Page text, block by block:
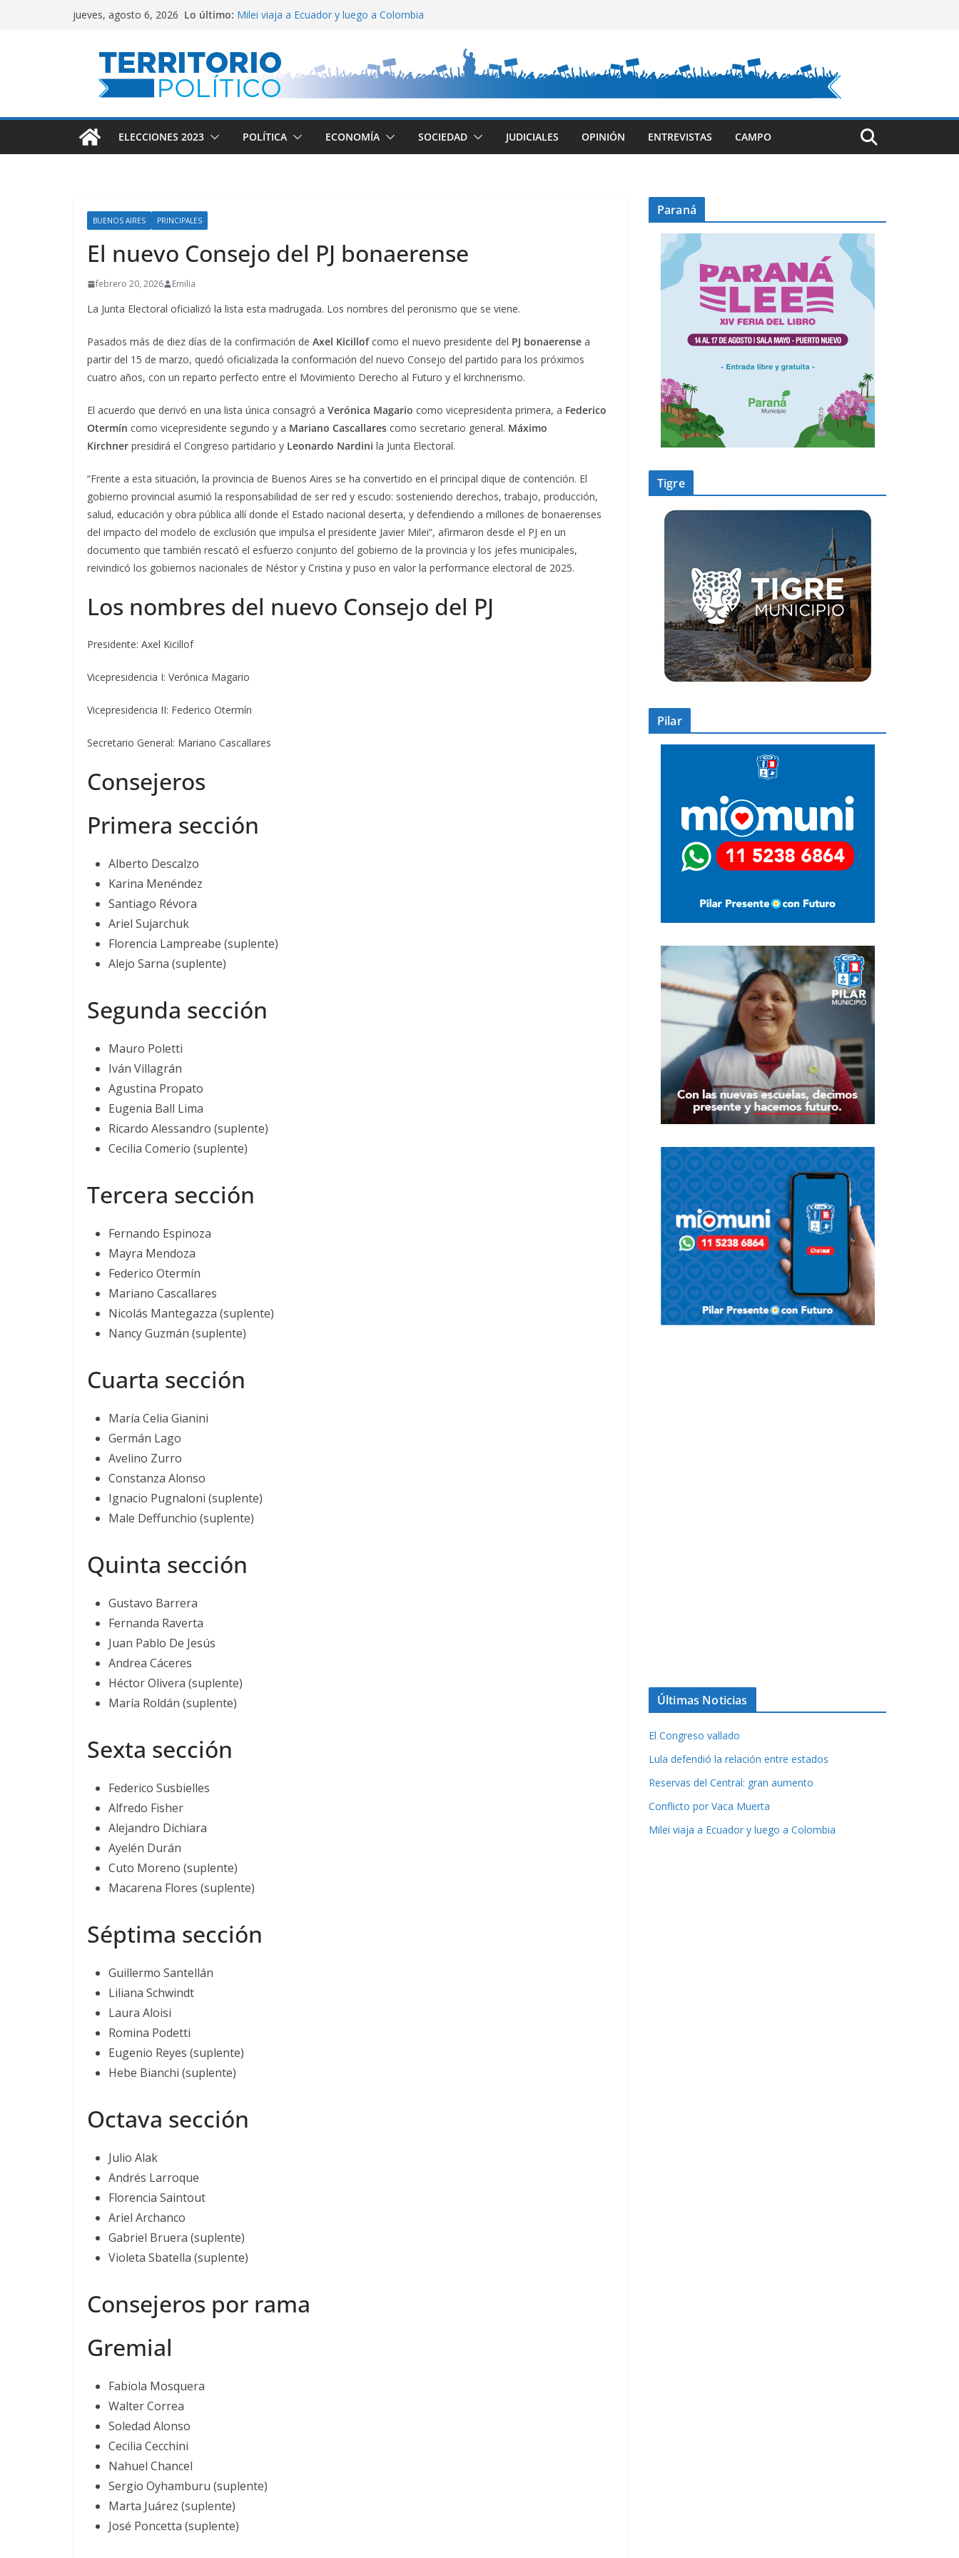
jueves, agosto 6, 2026 Lo último: Milei viaja a Ecuador y luego a Colombia
Reservas del Central: gran aumento
Conflicto por Vaca Muerta
ELECCIONES 2023 POLÍTICA ECONOMÍA SOCIEDAD JUDICIALES OPINIÓN ENTREVISTAS CAMPO
BUENOS AIRES PRINCIPALES
El nuevo Consejo del PJ bonaerense
febrero 20, 2026 Emilia
La Junta Electoral oficializó la lista esta madrugada. Los nombres del peronismo que se viene.
Pasados más de diez días de la confirmación de Axel Kicillofcomo el nuevo presidente del PJ bonaerense a
partir del 15 de marzo, quedó oficializada la conformación del nuevo Consejo del partido para los próximos
cuatro años, con un reparto perfecto entre el Movimiento Derecho al Futuro y el kirchnerismo.
El acuerdo que derivó en una lista única consagró a Verónica Magario como vicepresidenta primera, a Federico
Otermín como vicepresidente segundo y a Mariano Cascallares como secretario general. Máximo
Kirchner presidirá el Congreso partidario y Leonardo Nardini la Junta Electoral.
“Frente a esta situación, la provincia de Buenos Aires se ha convertido en el principal dique de contención. El
gobierno provincial asumió la responsabilidad de ser red y escudo: sosteniendo derechos, trabajo, producción,
salud, educación y obra pública allí donde el Estado nacional deserta, y defendiendo a millones de bonaerenses
del impacto del modelo de exclusión que impulsa el presidente Javier Milei”, afirmaron desde el PJ en un
documento que también rescató el esfuerzo conjunto del gobierno de la provincia y los jefes municipales,
reivindicó los gobiernos nacionales de Néstor y Cristina y puso en valor la performance electoral de 2025.
Los nombres del nuevo Consejo del PJ
Presidente: Axel Kicillof
Vicepresidencia I: Verónica Magario
Vicepresidencia II: Federico Otermín
Secretario General: Mariano Cascallares
Consejeros
Primera sección
Alberto Descalzo
Karina Menéndez
Santiago Révora
Ariel Sujarchuk
Florencia Lampreabe (suplente)
Alejo Sarna (suplente)
Segunda sección
Mauro Poletti
Iván Villagrán
Agustina Propato
Eugenia Ball Lima
Ricardo Alessandro (suplente)
Cecilia Comerio (suplente)
Tercera sección
Fernando Espinoza
Mayra Mendoza
Federico Otermín
Mariano Cascallares
Nicolás Mantegazza (suplente)
Nancy Guzmán (suplente)
Cuarta sección
María Celia Gianini
Germán Lago
Avelino Zurro
Constanza Alonso
Ignacio Pugnaloni (suplente)
Male Deffunchio (suplente)
Quinta sección
Gustavo Barrera
Fernanda Raverta
Juan Pablo De Jesús
Andrea Cáceres
Héctor Olivera (suplente)
María Roldán (suplente)
Sexta sección
Federico Susbielles
Alfredo Fisher
Alejandro Dichiara
Ayelén Durán
Cuto Moreno (suplente)
Macarena Flores (suplente)
Séptima sección
Guillermo Santellán
Liliana Schwindt
Laura Aloisi
Romina Podetti
Eugenio Reyes (suplente)
Hebe Bianchi (suplente)
Octava sección
Julio Alak
Andrés Larroque
Florencia Saintout
Ariel Archanco
Gabriel Bruera (suplente)
Violeta Sbatella (suplente)
Consejeros por rama
Gremial
Fabiola Mosquera
Walter Correa
Soledad Alonso
Cecilia Cecchini
Nahuel Chancel
Sergio Oyhamburu (suplente)
Marta Juárez (suplente)
José Poncetta (suplente)
Paraná
Tigre
Pilar
Últimas Noticias
El Congreso vallado
Lula defendió la relación entre estados
Reservas del Central: gran aumento
Conflicto por Vaca Muerta
Milei viaja a Ecuador y luego a Colombia